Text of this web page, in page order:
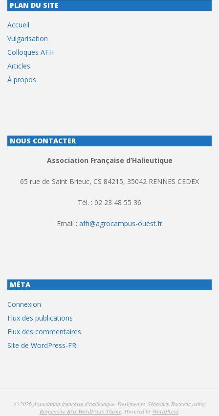
PLAN DU SITE
Accueil
Vulgarisation
Colloques AFH
Articles
À propos
NOUS CONTACTER
Association Française d’Halieutique
65 rue de Saint Brieuc, CS 84215, 35042 RENNES CEDEX
Tél. : 02 23 48 55 36
Email : afh@agrocampus-ouest.fr
MÉTA
Connexion
Flux des publications
Flux des commentaires
Site de WordPress-FR
© 2026Association française d'halieutique . Designed bySébastien Rochetteusing
Responsive Brix WordPress Theme. Powered by WordPress